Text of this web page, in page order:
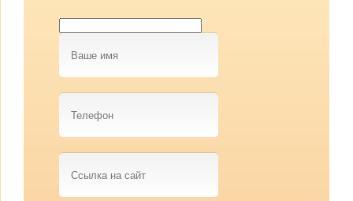
Ваше
имя
Телефон
Ссылка
на